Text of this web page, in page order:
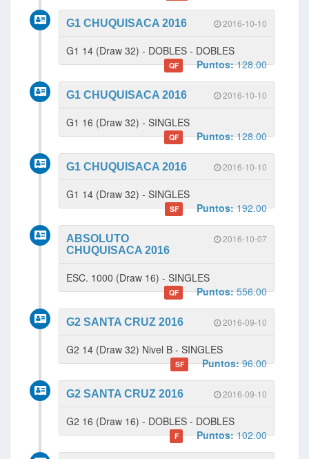
2016-10-10
G1 CHUQUISACA 2016
G1 14 (Draw 32) - DOBLES - DOBLES
QF Puntos:128.00
2016-10-10
G1 CHUQUISACA 2016
G1 16 (Draw 32) - SINGLES
QF Puntos:128.00
2016-10-10
G1 CHUQUISACA 2016
G1 14 (Draw 32) - SINGLES
SF Puntos:192.00
2016-10-07
ABSOLUTO
CHUQUISACA 2016
ESC. 1000 (Draw 16) - SINGLES
QF Puntos:556.00
2016-09-10
G2 SANTA CRUZ 2016
G2 14 (Draw 32) Nivel B - SINGLES
SF Puntos:96.00
2016-09-10
G2 SANTA CRUZ 2016
G2 16 (Draw 16) - DOBLES - DOBLES
F Puntos:102.00